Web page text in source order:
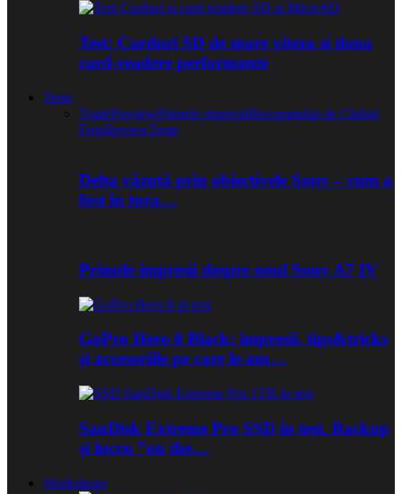
Test: Carduri SD de mare viteza si doua
card-readere performante
Teste
ToatePreviewPrimele impresiiRecomandat de Clubul
FotoReviewTeste
Delta văzută prin obiectivele Sony – cum a
fost în tura…
Primele impresii despre noul Sony A7 IV
GoPro Hero 8 Black: impresii, tips&tricks
și accesoriile pe care le-am…
SanDisk Extreme Pro SSD în test. Backup
și lucru ”on the…
Workshops